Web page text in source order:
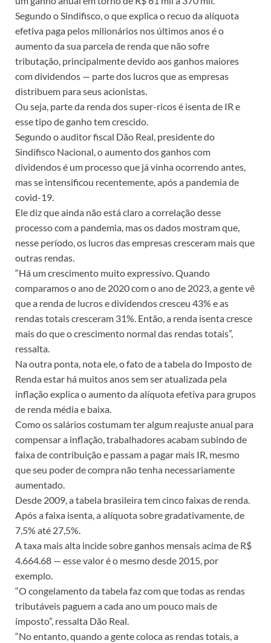
Segundo o Sindifisco, o que explica o recuo da alíquota
efetiva paga pelos milionários nos últimos anos é o
aumento da sua parcela de renda que não sofre
tributação, principalmente devido aos ganhos maiores
com dividendos — parte dos lucros que as empresas
distribuem para seus acionistas.
Ou seja, parte da renda dos super-ricos é isenta de IR e
esse tipo de ganho tem crescido.
Segundo o auditor fiscal Dão Real, presidente do
Sindifisco Nacional, o aumento dos ganhos com
dividendos é um processo que já vinha ocorrendo antes,
mas se intensificou recentemente, após a pandemia de
covid-19.
Ele diz que ainda não está claro a correlação desse
processo com a pandemia, mas os dados mostram que,
nesse período, os lucros das empresas cresceram mais que
outras rendas.
“Há um crescimento muito expressivo. Quando
comparamos o ano de 2020 com o ano de 2023, a gente vê
que a renda de lucros e dividendos cresceu 43% e as
rendas totais cresceram 31%. Então, a renda isenta cresce
mais do que o crescimento normal das rendas totais”,
ressalta.
Na outra ponta, nota ele, o fato de a tabela do Imposto de
Renda estar há muitos anos sem ser atualizada pela
inflação explica o aumento da alíquota efetiva para grupos
de renda média e baixa.
Como os salários costumam ter algum reajuste anual para
compensar a inflação, trabalhadores acabam subindo de
faixa de contribuição e passam a pagar mais IR, mesmo
que seu poder de compra não tenha necessariamente
aumentado.
Desde 2009, a tabela brasileira tem cinco faixas de renda.
Após a faixa isenta, a alíquota sobre gradativamente, de
7,5% até 27,5%.
A taxa mais alta incide sobre ganhos mensais acima de R$
4.664.68 — esse valor é o mesmo desde 2015, por
exemplo.
“O congelamento da tabela faz com que todas as rendas
tributáveis paguem a cada ano um pouco mais de
imposto”, ressalta Dão Real.
“No entanto, quando a gente coloca as rendas totais, a